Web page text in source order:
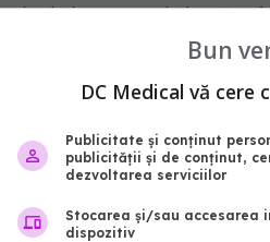
de la 21.403 de
40 de ani. Aceste
Sichuan, din China.
diferite valori alesănătății,
Bun
DC Medical vă cere
Publicitate și conținut
publicității și de conținut,
dezvoltarea serviciilor
Stocarea și/sau accesarea
dispozitiv